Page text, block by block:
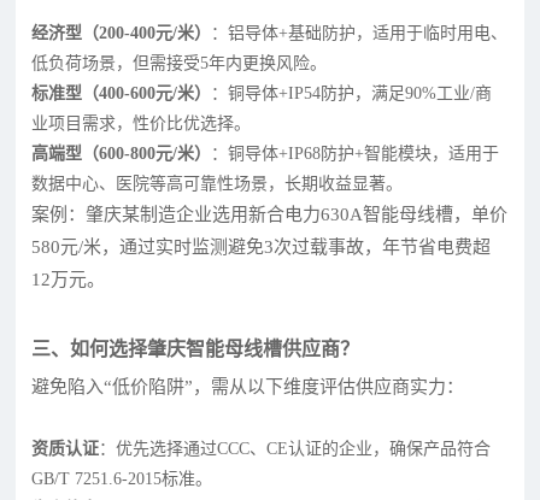
经济型（200-400元/米）
：铝导体+基础防护，适用于临时用电、
低负荷场景，但需接受5年内更换风险。
标准型（400-600元/米）
：铜导体+IP54防护，满足90%工业/商
业项目需求，性价比优选择。
高端型（600-800元/米）
：铜导体+IP68防护+智能模块，适用于
数据中心、医院等高可靠性场景，长期收益显著。
案例：肇庆某制造企业选用新合电力630A智能母线槽，单价
580元/米，通过实时监测避免3次过载事故，年节省电费超
12万元。
三、如何选择肇庆智能母线槽供应商？
避免陷入“低价陷阱”，需从以下维度评估供应商实力：
资质认证：优先选择通过CCC、CE认证的企业，确保产品符合
GB/T 7251.6-2015标准。